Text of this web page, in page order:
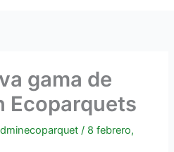
gama de
Ecoparquets
/ 8 febrero,